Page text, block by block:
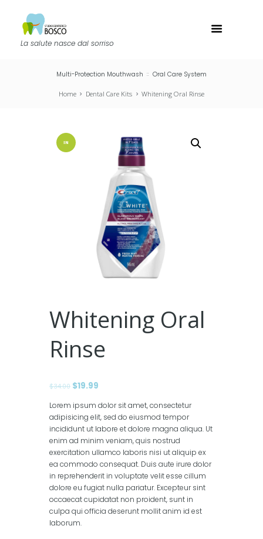
La salute nasce dal sorriso
Multi-Protection Mouthwash Oral Care System
Home Dental Care Kits Whitening Oral Rinse
IN
Whitening Oral
Rinse
$34.00 Il
originale
era:
$34.00.
$19.99
attuale
è:
$19.99.
Lorem ipsum dolor sit amet, consectetur
adipisicing elit, sed do eiusmod tempor
incididunt ut labore et dolore magna aliqua. Ut
enim ad minim veniam, quis nostrud
exercitation ullamco laboris nisi ut aliquip ex
ea commodo consequat. Duis aute irure dolor
in reprehenderit in voluptate velit esse cillum
dolore eu fugiat nulla pariatur. Excepteur sint
occaecat cupidatat non proident, sunt in
culpa qui officia deserunt mollit anim id est
laborum.